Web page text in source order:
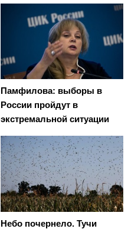
Памфилова: выборы в
России пройдут в
экстремальной ситуации
Небо почернело. Тучи